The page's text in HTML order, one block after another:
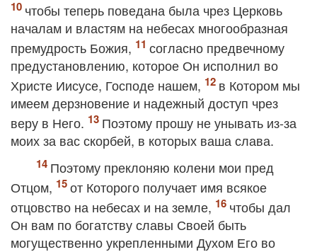
чтобы теперь поведана была чрез Церковь
началам и властям на небесах многообразная
премудрость Божия,
согласно предвечному
предустановлению, которое Он исполнил во
Христе Иисусе, Господе нашем,
в Котором мы
имеем дерзновение и надежный доступ чрез
веру в Него.
Поэтому прошу не унывать из-за
моих за вас скорбей, в которых ваша слава.
Поэтому преклоняю колени мои пред
Отцом,
от Которого получает имя всякое
отцовство на небесах и на земле,
чтобы дал
Он вам по богатству славы Своей быть
могущественно укрепленными Духом Его во